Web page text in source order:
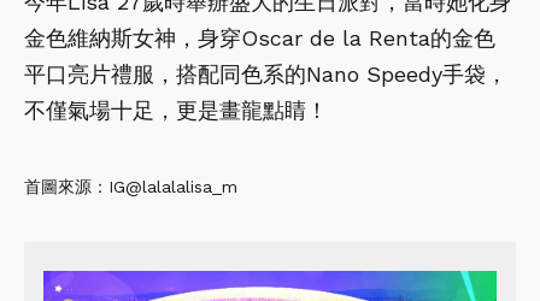
金色維納斯女神，身穿Oscar de la Renta的金色
平口亮片禮服，搭配同色系的Nano Speedy手袋，
不僅氣場十足，更是畫龍點睛！
首圖來源：IG@lalalalisa_m